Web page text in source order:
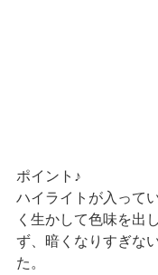
ポイント♪
ハイライトが入って
く生かして色味を出
ず、暗くなりすぎな
た。